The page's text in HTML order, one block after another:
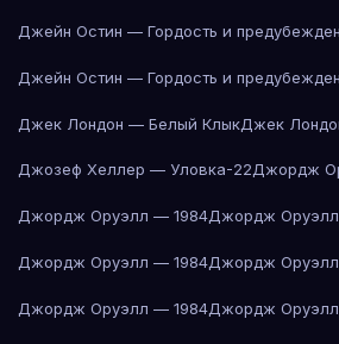
Джейн Остин — Гордость и
Джейн Остин — Гордость и
Джек Лондон — Белый КлыкДжек
Джозеф Хеллер — Уловка-22Джордж
Джордж Оруэлл — 1984Джордж
Джордж Оруэлл — 1984Джордж
Джордж Оруэлл — 1984Джордж